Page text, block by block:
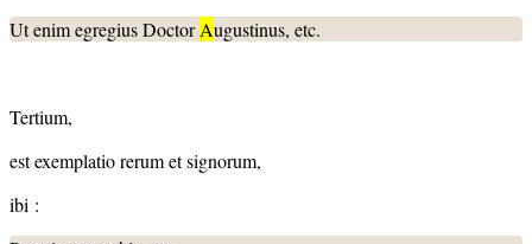
Ut enim egregius DoctorAugustinus, etc.
Tertium,
est exemplatio rerum et signorum,
ibi :